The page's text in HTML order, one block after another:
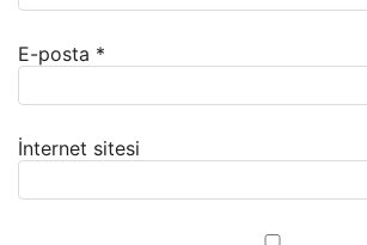
E-posta *
İnternet sitesi